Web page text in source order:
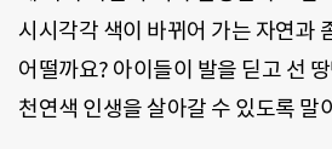
시시각각 색이 바뀌어 가는 자연과
어떨까요? 아이들이 발을 딛고 선
천연색 인생을 살아갈 수 있도록 말